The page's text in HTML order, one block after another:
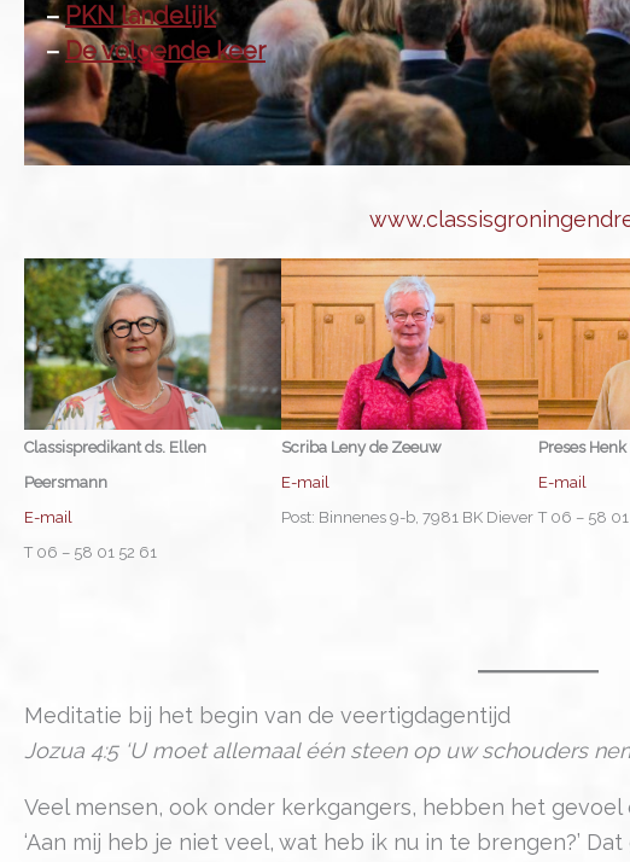
–PKN landelijk
–De volgende keer
Classispredikant ds. Ellen
Peersmann
E-mail
T 06 – 58 01 52 61
Scriba Leny de Zeeuw
E-mail
Post: Binnenes 9-b, 7981 BK Diever
Preses
E-mail
T 06 – 58 01
Meditatie bij het begin van de veertigdagentijd
Jozua 4:5 ‘U moet allemaal één steen op uw schouders
Veel mensen, ook onder kerkgangers, hebben het
‘Aan mij heb je niet veel, wat heb ik nu in te brengen?’